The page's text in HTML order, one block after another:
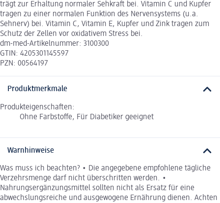
trägt zur Erhaltung normaler Sehkraft bei. Vitamin C und Kupfer
tragen zu einer normalen Funktion des Nervensystems (u.a.
Sehnerv) bei. Vitamin C, Vitamin E, Kupfer und Zink tragen zum
Schutz der Zellen vor oxidativem Stress bei.
dm-med-Artikelnummer: 3100300
GTIN: 4205301145597
PZN: 00564197
Produktmerkmale
Produkteigenschaften:
Ohne Farbstoffe, Für Diabetiker geeignet
Warnhinweise
Was muss ich beachten? • Die angegebene empfohlene tägliche
Verzehrsmenge darf nicht überschritten werden. •
Nahrungsergänzungsmittel sollten nicht als Ersatz für eine
abwechslungsreiche und ausgewogene Ernährung dienen. Achten